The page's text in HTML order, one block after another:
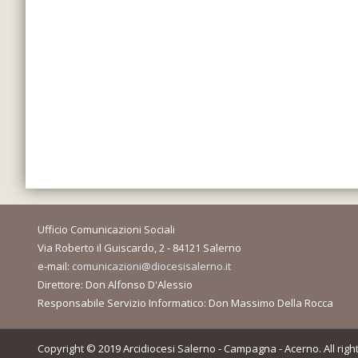
Ufficio Comunicazioni Sociali
Via Roberto il Guiscardo, 2 - 84121 Salerno
e-mail: comunicazioni@diocesisalerno.it
Direttore: Don Alfonso D'Alessio
Responsabile Servizio Informatico: Don Massimo Della Rocca
Copyright © 2019 Arcidiocesi Salerno - Campagna - Acerno. All